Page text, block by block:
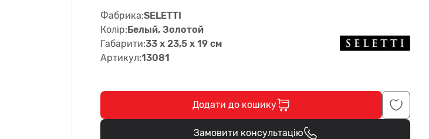
Фабрика:SELETTI
Колір:Белый, Золотой
Габарити:33 x 23,5 x 19 см
Артикул:13081
Додати до кошику
В кошику
Замовити консультацію